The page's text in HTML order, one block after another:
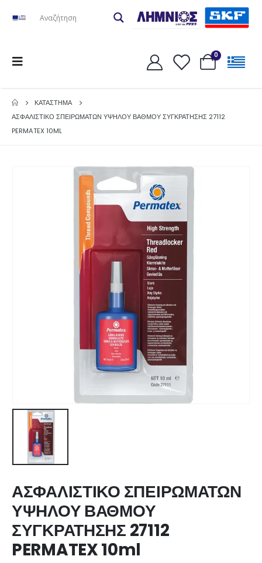
0
ΚΑΤΆΣΤΗΜΑ
ΑΣΦΑΛΙΣΤΙΚΟ ΣΠΕΙΡΩΜΑΤΩΝ ΥΨΗΛΟΥ ΒΑΘΜΟΥ ΣΥΓΚΡΑΤΗΣΗΣ 27112
PERMATEX 10ML
ΑΣΦΑΛΙΣΤΙΚΟ ΣΠΕΙΡΩΜΑΤΩΝ
ΥΨΗΛΟΥ ΒΑΘΜΟΥ
ΣΥΓΚΡΑΤΗΣΗΣ 27112
PERMATEX 10ml